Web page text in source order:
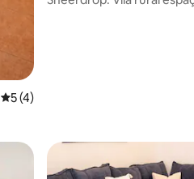
5 de uma avaliação média de 5, 4
5 (4)